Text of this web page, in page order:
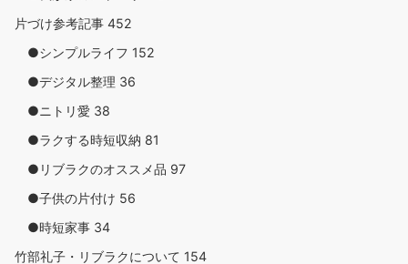
片づけ参考記事 452
●シンプルライフ 152
●デジタル整理 36
●ニトリ愛 38
●ラクする時短収納 81
●リブラクのオススメ品 97
●子供の片付け 56
●時短家事 34
竹部礼子・リブラクについて 154